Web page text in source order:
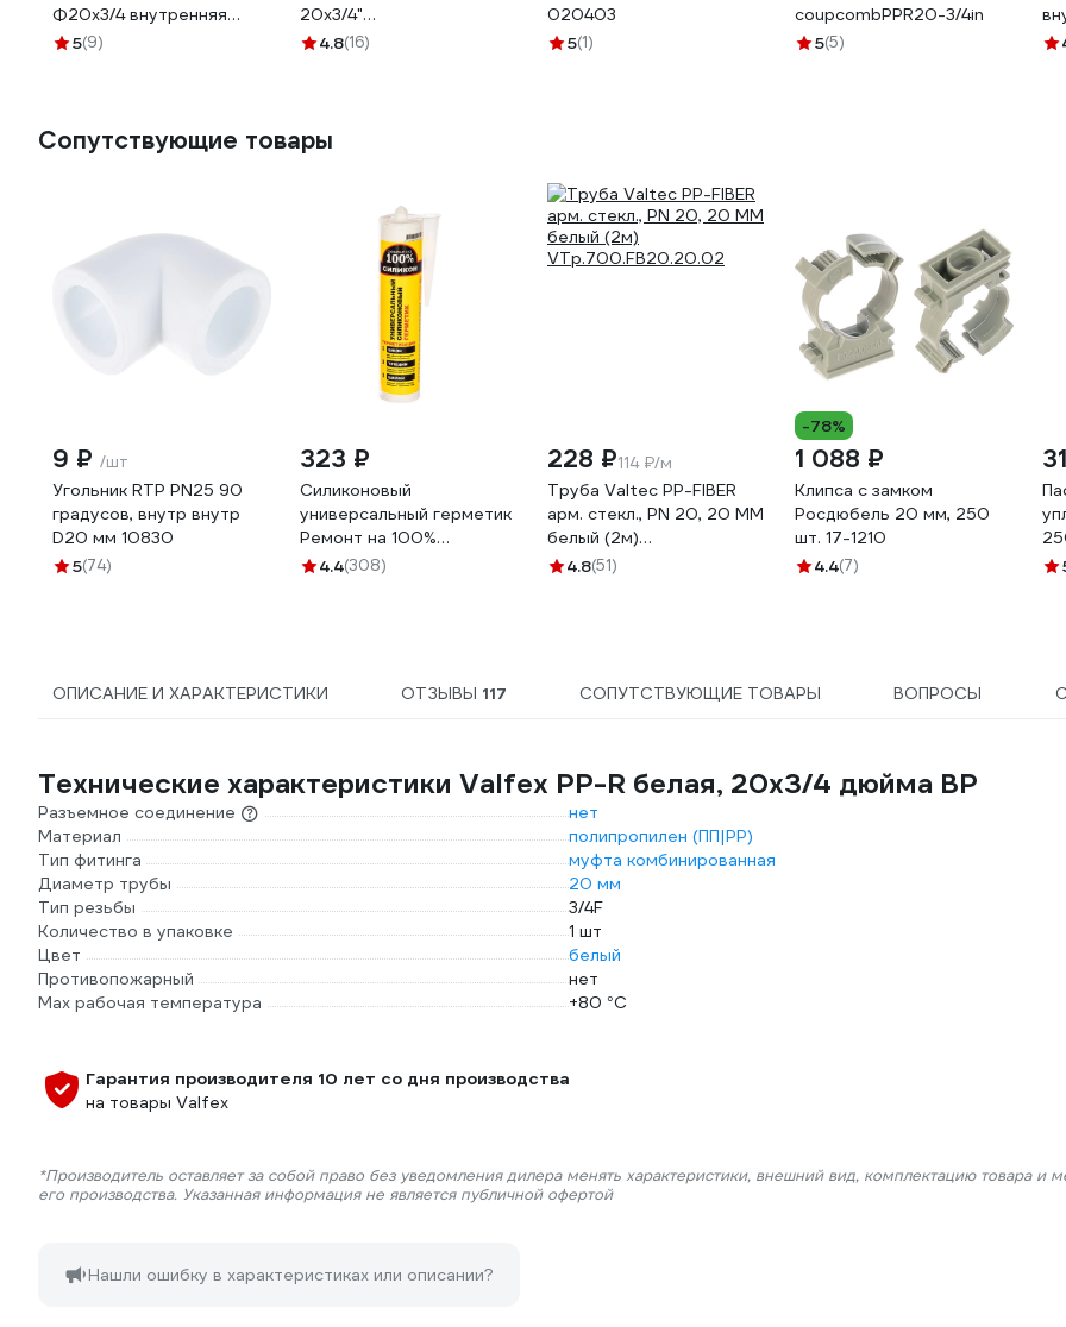
Ф20х3/4 внутренняя
резьба для герметичного
5(9)
20x3/4"
VTp.708.0.02005
4.8(16)
020403
5(1)
coupcombPPR20-3/4in
5(5)
Сопутствующие товары
9 ₽ /шт
Угольник RTP PN25 90
градусов, внутр внутр
D20 мм 10830
5(74)
323 ₽
Силиконовый
универсальный герметик
Ремонт на 100%
бесцветный
4.4(308)
228 ₽114 ₽/м
Труба Valtec PP-FIBER
арм. стекл., PN 20, 20 MM
белый (2м)
VTp.700.FB20.20.02
4.8(51)
-78%
1 088 ₽
Клипса с замком
Росдюбель 20 мм, 250
шт. 17-1210
4.4(7)
ОПИСАНИЕ И ХАРАКТЕРИСТИКИ ОТЗЫВЫ 117 СОПУТСТВУЮЩИЕ ТОВАРЫ ВОПРОСЫ
Технические характеристики Valfex PP-R белая, 20х3/4 дюйма ВР
Разъемное соединение
нет
Материал
полипропилен (ПП|PP)
Тип фитинга
муфта комбинированная
Диаметр трубы
20 мм
Тип резьбы
3/4F
Количество в упаковке
1 шт
Цвет
белый
Противопожарный
нет
Max рабочая температура
+80 °С
Гарантия производителя 10 лет со дня производства
на товары Valfex
*Производитель оставляет за собой право без уведомления дилера менять характеристики, внешний вид, комплектацию товара и
его производства. Указанная информация не является публичной офертой
Нашли ошибку в характеристиках или описании?